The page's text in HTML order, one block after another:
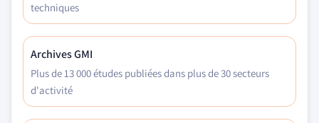
techniques
Archives GMI
Plus de 13 000 études publiées dans plus de 30 secteurs
d'activité